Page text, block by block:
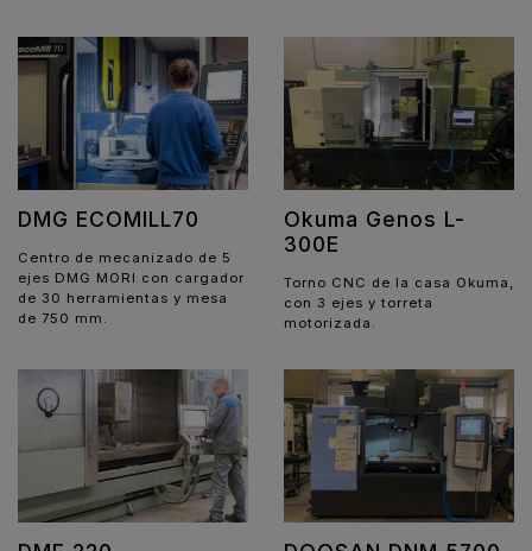
DMG ECOMILL70
Centro de mecanizado de 5
ejes DMG MORI con cargador
de 30 herramientas y mesa
de 750 mm.
Okuma Genos L-
300E
Torno CNC de la casa Okuma,
con 3 ejes y torreta
motorizada.